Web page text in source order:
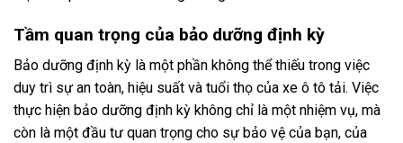
Tầm quan trọng của bảo dưỡng định kỳ
Bảo dưỡng định kỳ là một phần không thể thiếu trong việc
duy trì sự an toàn, hiệu suất và tuổi thọ của xe ô tô tải. Việc
thực hiện bảo dưỡng định kỳ không chỉ là một nhiệm vụ, mà
còn là một đầu tư quan trọng cho sự bảo vệ của bạn, của